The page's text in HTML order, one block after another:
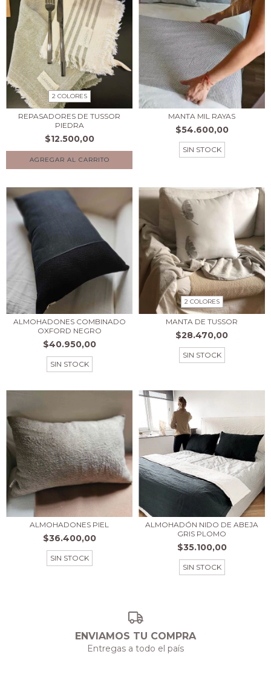
2 COLORES
REPASADORES DE TUSSOR
PIEDRA
$12.500,00
AGREGAR AL CARRITO
MANTA MIL RAYAS
$54.600,00
SIN STOCK
ALMOHADONES COMBINADO
OXFORD NEGRO
$40.950,00
SIN STOCK
2 COLORES
MANTA DE TUSSOR
$28.470,00
SIN STOCK
ALMOHADONES PIEL
$36.400,00
SIN STOCK
ALMOHADÓN NIDO DE ABEJA
GRIS PLOMO
$35.100,00
SIN STOCK
ENVIAMOS TU COMPRA
Entregas a todo el país